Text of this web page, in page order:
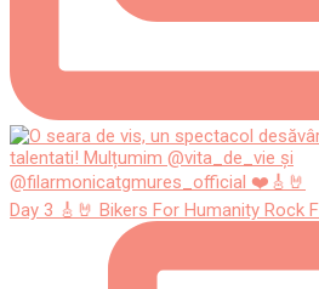
Day 3 🎸🤘 Bikers For Humanity Rock